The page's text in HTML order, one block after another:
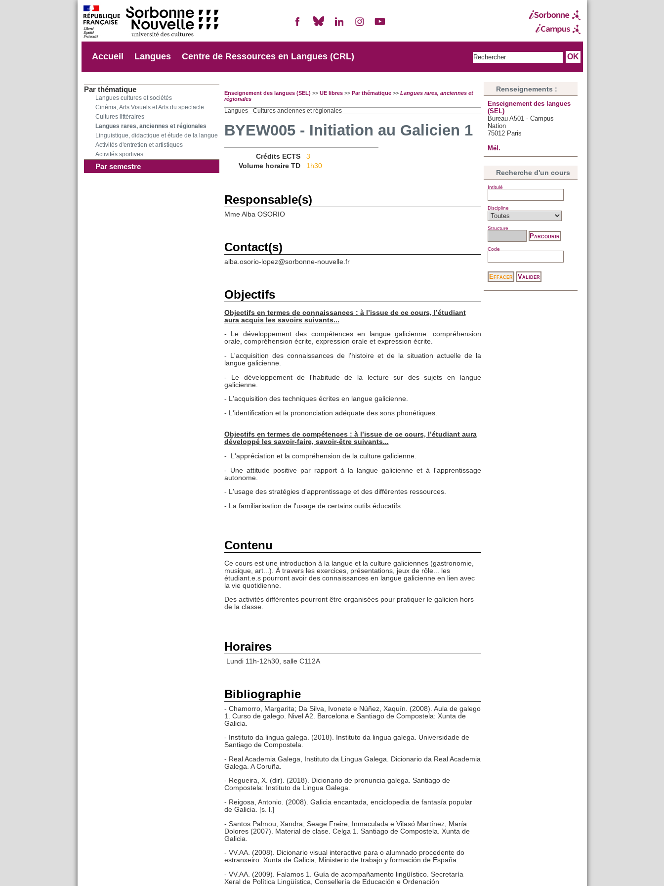
Accueil Langues Centre de Ressources en Langues (CRL)
Par thématique
Langues cultures et sociétés
Cinéma, Arts Visuels et Arts du spectacle
Cultures littéraires
Langues rares, anciennes et régionales
Linguistique, didactique et étude de la langue
Activités d'entretien et artistiques
Activités sportives
Par semestre
Enseignement des langues (SEL) >> UE libres>> Par thématique>> Langues rares, anciennes et
régionales
Langues - Cultures anciennes et régionales
BYEW005 - Initiation au Galicien 1
Crédits ECTS
3
Volume horaire TD
1h30
Responsable(s)
Mme Alba OSORIO
Contact(s)
alba.osorio-lopez@sorbonne-nouvelle.fr
Objectifs
Objectifs en termes de connaissances : à l’issue de ce cours, l’étudiant
aura acquis les savoirs suivants...
- Le développement des compétences en langue galicienne: compréhension
orale, compréhension écrite, expression orale et expression écrite.
- L'acquisition des connaissances de l'histoire et de la situation actuelle de la
langue galicienne.
- Le développement de l'habitude de la lecture sur des sujets en langue
galicienne.
- L'acquisition des techniques écrites en langue galicienne.
- L'identification et la prononciation adéquate des sons phonétiques.
Objectifs en termes de compétences : à l’issue de ce cours, l’étudiant aura
développé les savoir-faire, savoir-être suivants...
- L'appréciation et la compréhension de la culture galicienne.
- Une attitude positive par rapport à la langue galicienne et à l'apprentissage
autonome.
- L'usage des stratégies d'apprentissage et des différentes ressources.
- La familiarisation de l'usage de certains outils éducatifs.
Contenu
Ce cours est une introduction à la langue et la culture galiciennes (gastronomie,
musique, art...). À travers les exercices, présentations, jeux de rôle... les
étudiant.e.s pourront avoir des connaissances en langue galicienne en lien avec
la vie quotidienne.
Des activités différentes pourront être organisées pour pratiquer le galicien hors
de la classe.
Horaires
Lundi 11h-12h30, salle C112A
Bibliographie
- Chamorro, Margarita; Da Silva, Ivonete e Núñez, Xaquín. (2008). Aula de galego
1. Curso de galego. Nivel A2. Barcelona e Santiago de Compostela: Xunta de
Galicia.
- Instituto da lingua galega. (2018). Instituto da lingua galega. Universidade de
Santiago de Compostela.
- Real Academia Galega, Instituto da Lingua Galega. Dicionario da Real Academia
Galega. A Coruña.
- Regueira, X. (dir). (2018). Dicionario de pronuncia galega. Santiago de
Compostela: Instituto da Lingua Galega.
- Reigosa, Antonio. (2008). Galicia encantada, enciclopedia de fantasía popular
de Galicia. [s. l.]
- Santos Palmou, Xandra; Seage Freire, Inmaculada e Vilasó Martínez, María
Dolores (2007). Material de clase. Celga 1. Santiago de Compostela. Xunta de
Galicia.
- VV.AA. (2008). Dicionario visual interactivo para o alumnado procedente do
estranxeiro. Xunta de Galicia, Ministerio de trabajo y formación de España.
- VV.AA. (2009). Falamos 1. Guía de acompañamento lingüístico. Secretaría
Xeral de Política Lingüística, Consellería de Educación e Ordenación
Renseignements :
Enseignement des langues
(SEL)
Bureau A501 - Campus
Nation
75012 Paris
Mél.
Recherche d'un cours
Intitulé
Discipline
Structure
Code